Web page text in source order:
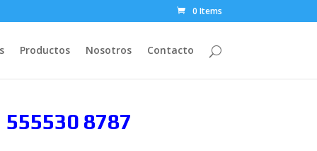
0 Items
Productos Nosotros Contacto
555530 8787